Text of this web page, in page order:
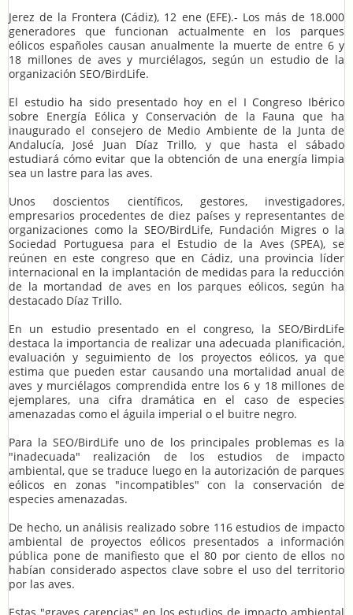
Jerez de la Frontera (Cádiz), 12 ene (EFE).- Los más de 18.000
generadores que funcionan actualmente en los parques
eólicos españoles causan anualmente la muerte de entre 6 y
18 millones de aves y murciélagos, según un estudio de la
organización SEO/BirdLife.
El estudio ha sido presentado hoy en el I Congreso Ibérico
sobre Energía Eólica y Conservación de la Fauna que ha
inaugurado el consejero de Medio Ambiente de la Junta de
Andalucía, José Juan Díaz Trillo, y que hasta el sábado
estudiará cómo evitar que la obtención de una energía limpia
sea un lastre para las aves.
Unos doscientos científicos, gestores, investigadores,
empresarios procedentes de diez países y representantes de
organizaciones como la SEO/BirdLife, Fundación Migres o la
Sociedad Portuguesa para el Estudio de la Aves (SPEA), se
reúnen en este congreso que en Cádiz, una provincia líder
internacional en la implantación de medidas para la reducción
de la mortandad de aves en los parques eólicos, según ha
destacado Díaz Trillo.
En un estudio presentado en el congreso, la SEO/BirdLife
destaca la importancia de realizar una adecuada planificación,
evaluación y seguimiento de los proyectos eólicos, ya que
estima que pueden estar causando una mortalidad anual de
aves y murciélagos comprendida entre los 6 y 18 millones de
ejemplares, una cifra dramática en el caso de especies
amenazadas como el águila imperial o el buitre negro.
Para la SEO/BirdLife uno de los principales problemas es la
"inadecuada" realización de los estudios de impacto
ambiental, que se traduce luego en la autorización de parques
eólicos en zonas "incompatibles" con la conservación de
especies amenazadas.
De hecho, un análisis realizado sobre 116 estudios de impacto
ambiental de proyectos eólicos presentados a información
pública pone de manifiesto que el 80 por ciento de ellos no
habían considerado aspectos clave sobre el uso del territorio
por las aves.